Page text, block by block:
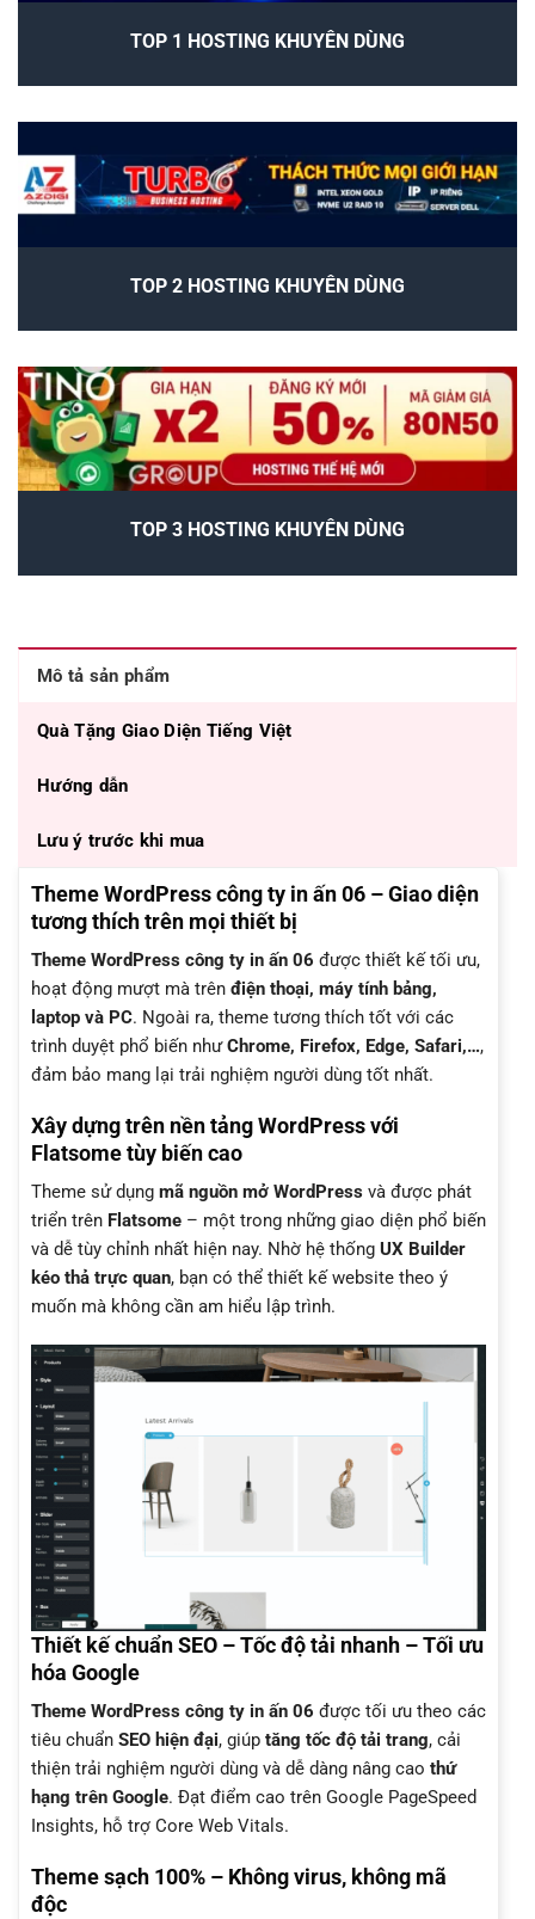
TOP 1 HOSTING KHUYÊN DÙNG
TOP 2 HOSTING KHUYÊN DÙNG
TOP 3 HOSTING KHUYÊN DÙNG
Mô tả sản phẩm
Quà Tặng Giao Diện Tiếng Việt
Hướng dẫn
Lưu ý trước khi mua
Theme WordPress công ty in ấn 06 – Giao diện
tương thích trên mọi thiết bị
Theme WordPress công ty in ấn 06 được thiết kế tối ưu,
hoạt động mượt mà trên điện thoại, máy tính bảng,
laptop và PC. Ngoài ra, theme tương thích tốt với các
trình duyệt phổ biến nhưChrome, Firefox, Edge, Safari,…,
đảm bảo mang lại trải nghiệm người dùng tốt nhất.
Xây dựng trên nền tảng WordPress với
Flatsome tùy biến cao
Theme sử dụng mã nguồn mở WordPress và được phát
triển trên Flatsome – một trong những giao diện phổ biến
và dễ tùy chỉnh nhất hiện nay. Nhờ hệ thống UX Builder
kéo thả trực quan, bạn có thể thiết kế website theo ý
muốn mà không cần am hiểu lập trình.
Thiết kế chuẩn SEO – Tốc độ tải nhanh – Tối ưu
hóa Google
Theme WordPress công ty in ấn 06 được tối ưu theo các
tiêu chuẩn SEO hiện đại, giúp tăng tốc độ tải trang, cải
thiện trải nghiệm người dùng và dễ dàng nâng cao thứ
hạng trên Google. Đạt điểm cao trên Google PageSpeed
Insights, hỗ trợ Core Web Vitals.
Theme sạch 100% – Không virus, không mã
độc